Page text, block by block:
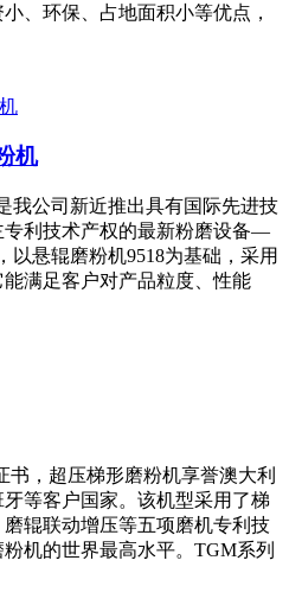
、环保、占地面积小等优点，
机
我公司新近推出具有国际先进技
专利技术产权的最新粉磨设备—
以悬辊磨粉机9518为基础，采用
满足客户对产品粒度、性能
书，超压梯形磨粉机享誉澳大利
等客户国家。该机型采用了梯
辊联动增压等五项磨机专利技
机的世界最高水平。TGM系列